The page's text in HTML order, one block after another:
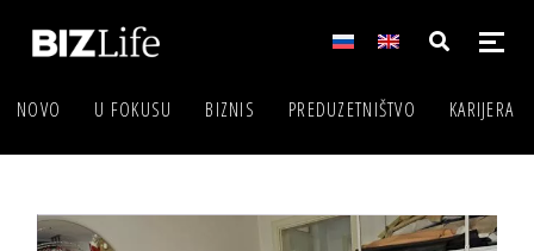
NOVO U FOKUSU BIZNIS PREDUZETNIŠTVO KARIJERA